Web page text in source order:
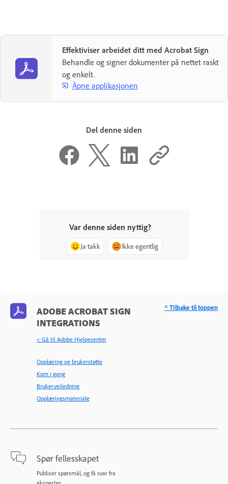
Effektiviser arbeidet ditt med Acrobat Sign
Behandle og signer dokumenter på nettet raskt
og enkelt.
Åpne applikasjonen
Del denne siden
Var denne siden nyttig?
Ja takk Ikke egentlig
ADOBE ACROBAT SIGN
INTEGRATIONS
< Gå til Adobe Hjelpesenter
Opplæring og brukerstøtte
Kom i gang
Brukerveiledning
Opplæringsmateriale
Spør fellesskapet
Publiser spørsmål, og få svar fra
^ TIlbake til toppen